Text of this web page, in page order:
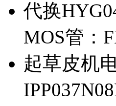
代换
MOS管：
起草皮机